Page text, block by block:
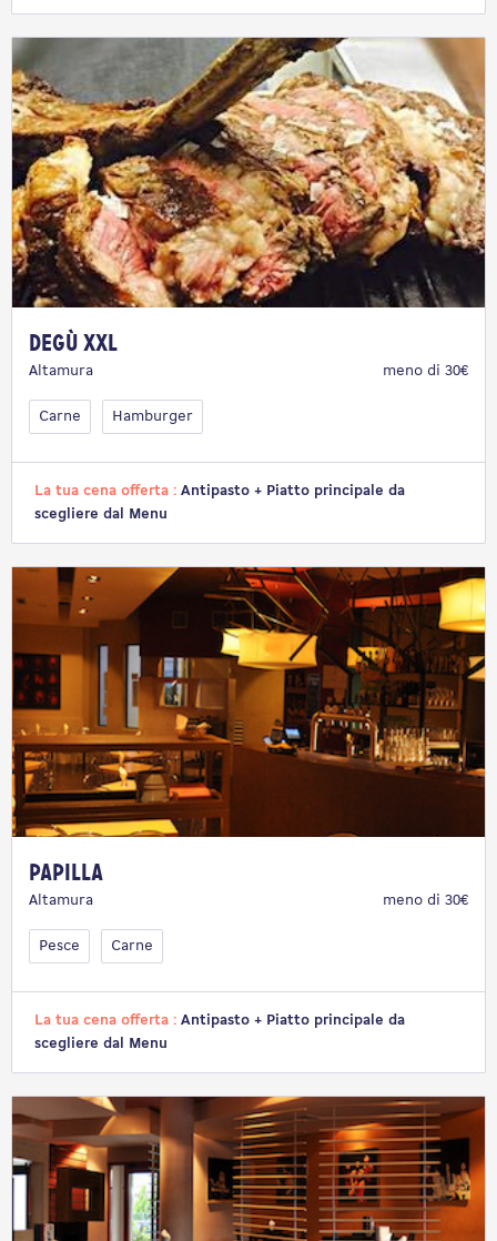
Degù XXL
Altamura meno di 30€
Carne Hamburger
La tua cena offerta : Antipasto + Piatto principale da
scegliere dal Menu
Papilla
Altamura meno di 30€
Pesce Carne
La tua cena offerta : Antipasto + Piatto principale da
scegliere dal Menu